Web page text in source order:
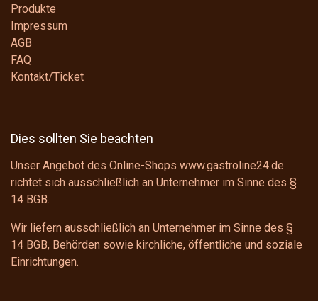
Produkte
Impressum
AGB
FAQ
Kontakt/Ticket
Dies sollten Sie beachten
Unser Angebot des Online-Shops www.gastroline24.de
richtet sich ausschließlich an Unternehmer im Sinne des §
14 BGB.
Wir liefern ausschließlich an Unternehmer im Sinne des §
14 BGB, Behörden sowie kirchliche, öffentliche und soziale
Einrichtungen.